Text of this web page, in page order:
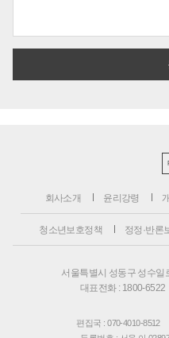
회사소개 윤리강령
청소년보호정책 정정·반론
서울특별시 성동구 성수일
대표전화 : 1800-6522
편집국 : 070-4010-8512